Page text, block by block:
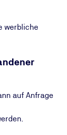
werbliche
auf Anfrage